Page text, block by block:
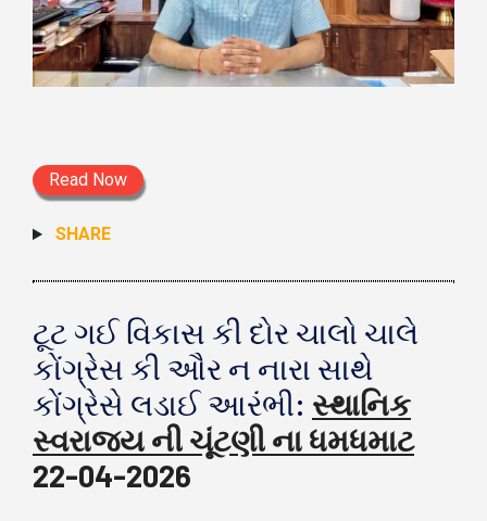
Read Now
SHARE
ટૂટ ગઈ વિકાસ કી દોર ચાલો ચાલે
કોંગ્રેસ કી ઔર ન નારા સાથે
કોંગ્રેસે લડાઈ આરંભી: સ્થાનિક
સ્વરાજ્ય ની ચૂંટણી ના ધમધમાટ
22-04-2026